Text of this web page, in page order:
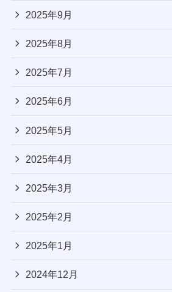
2025年9月
2025年8月
2025年7月
2025年6月
2025年5月
2025年4月
2025年3月
2025年2月
2025年1月
2024年12月